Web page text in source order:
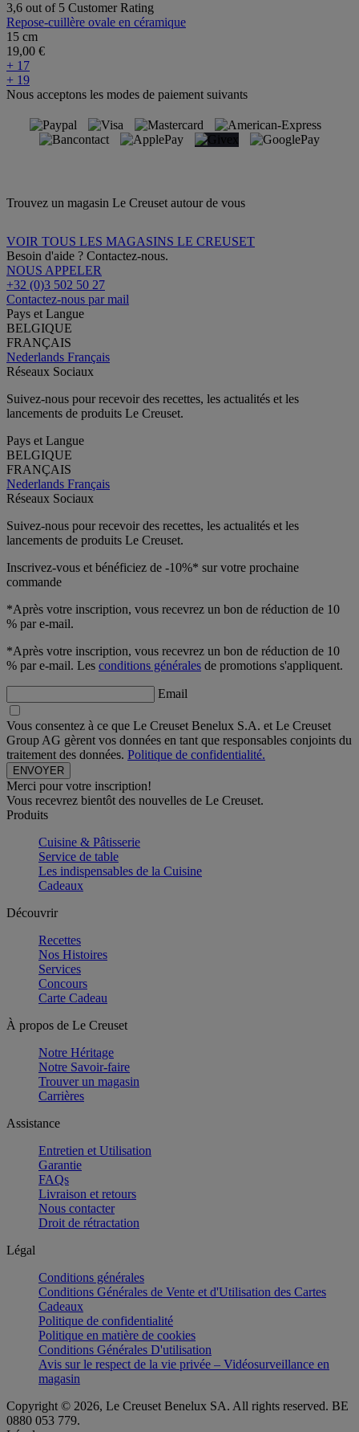
3,6 out of 5 Customer Rating
Repose-cuillère ovale en céramique
15 cm
19,00 €
+ 17
+ 19
Nous acceptons les modes de paiement suivants
Trouvez un magasin Le Creuset autour de vous
VOIR TOUS LES MAGASINS LE CREUSET
Besoin d'aide ? Contactez-nous.
NOUS APPELER
+32 (0)3 502 50 27
Contactez-nous par mail
Pays et Langue
BELGIQUE
FRANÇAIS
Nederlands Français
Réseaux Sociaux
Suivez-nous pour recevoir des recettes, les actualités et les
lancements de produits Le Creuset.
Pays et Langue
BELGIQUE
FRANÇAIS
Nederlands Français
Réseaux Sociaux
Suivez-nous pour recevoir des recettes, les actualités et les
lancements de produits Le Creuset.
Inscrivez-vous et bénéficiez de -10%* sur votre prochaine
commande
*Après votre inscription, vous recevrez un bon de réduction de 10
% par e-mail.
*Après votre inscription, vous recevrez un bon de réduction de 10
% par e-mail. Les conditions générales de promotions s'appliquent.
Email
Vous consentez à ce que Le Creuset Benelux S.A. et Le Creuset
Group AG gèrent vos données en tant que responsables conjoints du
traitement des données. Politique de confidentialité.
Merci pour votre inscription!
Vous recevrez bientôt des nouvelles de Le Creuset.
Produits
Cuisine & Pâtisserie
Service de table
Les indispensables de la Cuisine
Cadeaux
Découvrir
Recettes
Nos Histoires
Services
Concours
Carte Cadeau
À propos de Le Creuset
Notre Héritage
Notre Savoir-faire
Trouver un magasin
Carrières
Assistance
Entretien et Utilisation
Garantie
FAQs
Livraison et retours
Nous contacter
Droit de rétractation
Légal
Conditions générales
Conditions Générales de Vente et d'Utilisation des Cartes
Cadeaux
Politique de confidentialité
Politique en matière de cookies
Conditions Générales D'utilisation
Avis sur le respect de la vie privée – Vidéosurveillance en
magasin
Copyright © 2026, Le Creuset Benelux SA. All rights reserved. BE
0880 053 779.